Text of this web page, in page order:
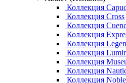
Коллекция
Коллекция Cross
Коллекция
Коллекция
Коллекция
Коллекция
Коллекция
Коллекция
Коллекция